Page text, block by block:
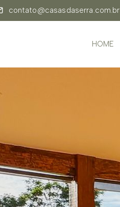
contato@casasdaserra.com.br
HOME